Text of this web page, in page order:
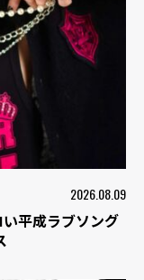
2026.08.09
平成ラブソング